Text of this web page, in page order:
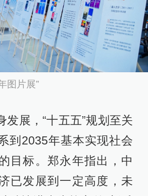
图片展”
发展，“十五五”规划至关
到2035年基本实现社会
目标。郑永年指出，中
已发展到一定高度，未